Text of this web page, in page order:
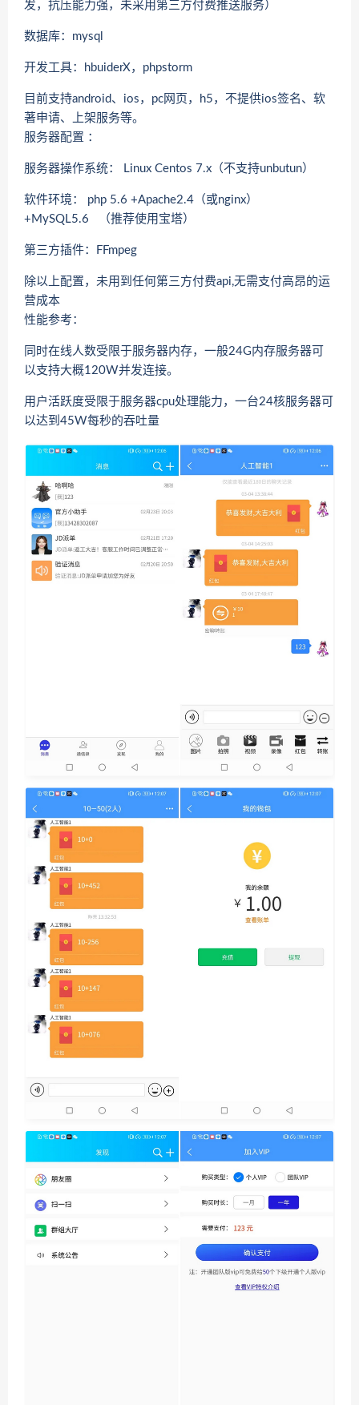
发，抗压能力强，未采用第三方付费推送服务）
数据库：mysql
开发工具：hbuiderX，phpstorm
目前支持android、ios，pc网页，h5，不提供ios签名、软
著申请、上架服务等。
服务器配置 ：
服务器操作系统： Linux Centos 7.x（不支持unbutun）
软件环境： php 5.6 +Apache2.4（或nginx）
+MySQL5.6 （推荐使用宝塔）
第三方插件：FFmpeg
除以上配置，未用到任何第三方付费api,无需支付高昂的运
营成本
性能参考：
同时在线人数受限于服务器内存，一般24G内存服务器可
以支持大概120W并发连接。
用户活跃度受限于服务器cpu处理能力，一台24核服务器可
以达到45W每秒的吞吐量